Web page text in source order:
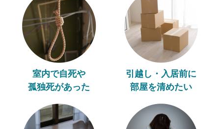
室内で自死や
孤独死があった
引越し・入居前に
部屋を清めたい